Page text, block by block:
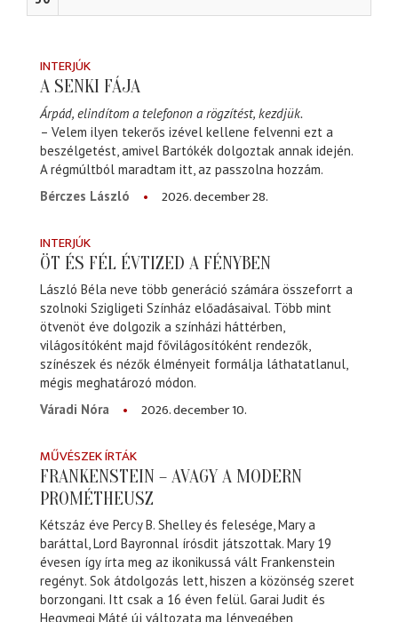
INTERJÚK
A SENKI FÁJA
Árpád, elindítom a telefonon a rögzítést, kezdjük.
– Velem ilyen tekerős izével kellene felvenni ezt a
beszélgetést, amivel Bartókék dolgoztak annak idején.
A régmúltból maradtam itt, az passzolna hozzám.
Bérczes László
2026. december 28.
INTERJÚK
ÖT ÉS FÉL ÉVTIZED A FÉNYBEN
László Béla neve több generáció számára összeforrt a
szolnoki Szigligeti Színház előadásaival. Több mint
ötvenöt éve dolgozik a színházi háttérben,
világosítóként majd fővilágosítóként rendezők,
színészek és nézők élményeit formálja láthatatlanul,
mégis meghatározó módon.
Váradi Nóra
2026. december 10.
MŰVÉSZEK ÍRTÁK
FRANKENSTEIN – AVAGY A MODERN
PROMÉTHEUSZ
Kétszáz éve Percy B. Shelley és felesége, Mary a
baráttal, Lord Bayronnal írósdit játszottak. Mary 19
évesen így írta meg az ikonikussá vált Frankenstein
regényt. Sok átdolgozás lett, hiszen a közönség szeret
borzongani. Itt csak a 16 éven felül. Garai Judit és
Hegymegi Máté új változata ma lényegében